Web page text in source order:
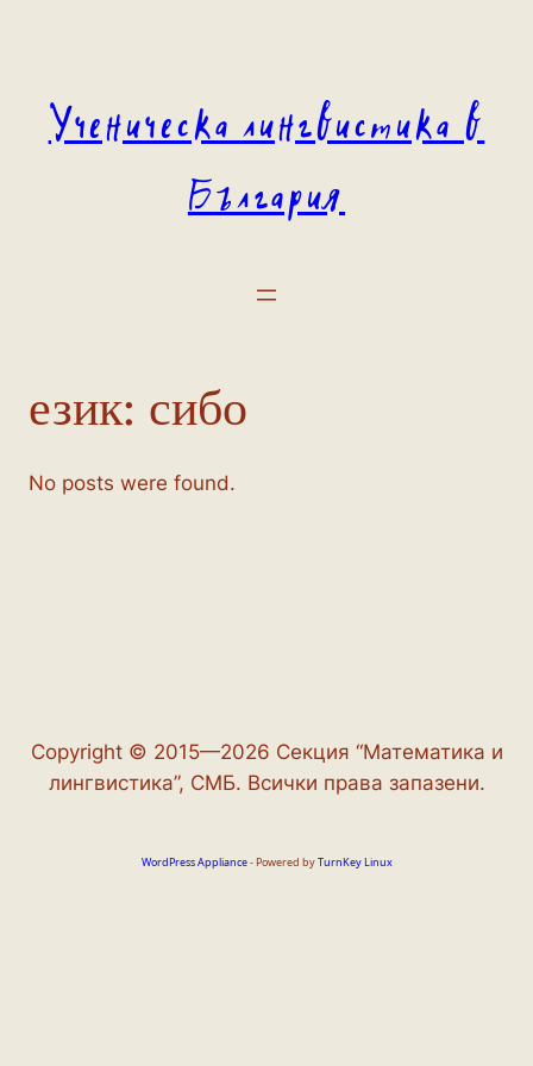
Ученическа лингвистика в
България
език: сибо
No posts were found.
Copyright © 2015—2026 Секция “Математика и
лингвистика”, СМБ. Всички права запазени.
WordPress Appliance- Powered byTurnKey Linux